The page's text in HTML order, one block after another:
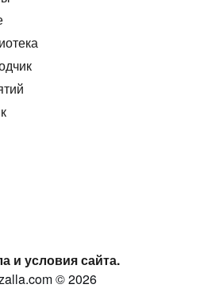
и условия сайта.
© 2026